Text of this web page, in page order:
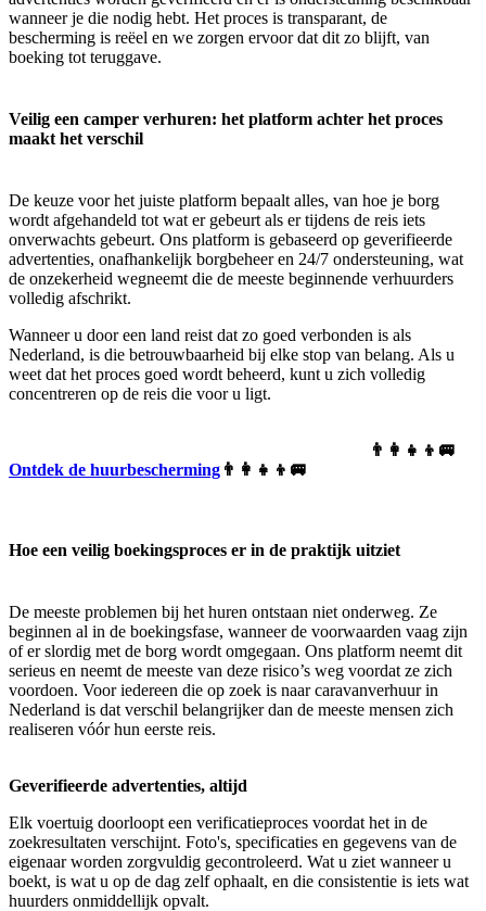
wanneer je die nodig hebt. Het proces is transparant, de
bescherming is reëel en we zorgen ervoor dat dit zo blijft, van
boeking tot teruggave.
Veilig een camper verhuren: het platform achter het proces
maakt het verschil
De keuze voor het juiste platform bepaalt alles, van hoe je borg
wordt afgehandeld tot wat er gebeurt als er tijdens de reis iets
onverwachts gebeurt. Ons platform is gebaseerd op geverifieerde
advertenties, onafhankelijk borgbeheer en 24/7 ondersteuning, wat
de onzekerheid wegneemt die de meeste beginnende verhuurders
volledig afschrikt.
Wanneer u door een land reist dat zo goed verbonden is als
Nederland, is die betrouwbaarheid bij elke stop van belang. Als u
weet dat het proces goed wordt beheerd, kunt u zich volledig
concentreren op de reis die voor u ligt.
👨‍👩‍👧‍👦🚐
Ontdek de huurbescherming 👨‍👩‍👧‍👦🚐
Hoe een veilig boekingsproces er in de praktijk uitziet
De meeste problemen bij het huren ontstaan niet onderweg. Ze
beginnen al in de boekingsfase, wanneer de voorwaarden vaag zijn
of er slordig met de borg wordt omgegaan. Ons platform neemt dit
serieus en neemt de meeste van deze risico’s weg voordat ze zich
voordoen. Voor iedereen die op zoek is naar caravanverhuur in
Nederland is dat verschil belangrijker dan de meeste mensen zich
realiseren vóór hun eerste reis.
Geverifieerde advertenties, altijd
Elk voertuig doorloopt een verificatieproces voordat het in de
zoekresultaten verschijnt. Foto's, specificaties en gegevens van de
eigenaar worden zorgvuldig gecontroleerd. Wat u ziet wanneer u
boekt, is wat u op de dag zelf ophaalt, en die consistentie is iets wat
huurders onmiddellijk opvalt.